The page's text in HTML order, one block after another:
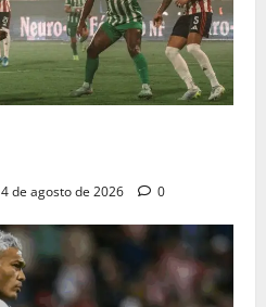
4 de agosto de 2026 0